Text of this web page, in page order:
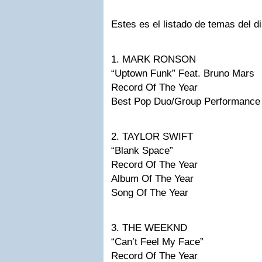
Estes es el listado de temas del
1. MARK RONSON
“Uptown Funk” Feat. Bruno Mars
Record Of The Year
Best Pop Duo/Group Performance
2. TAYLOR SWIFT
“Blank Space”
Record Of The Year
Album Of The Year
Song Of The Year
3. THE WEEKND
“Can’t Feel My Face”
Record Of The Year